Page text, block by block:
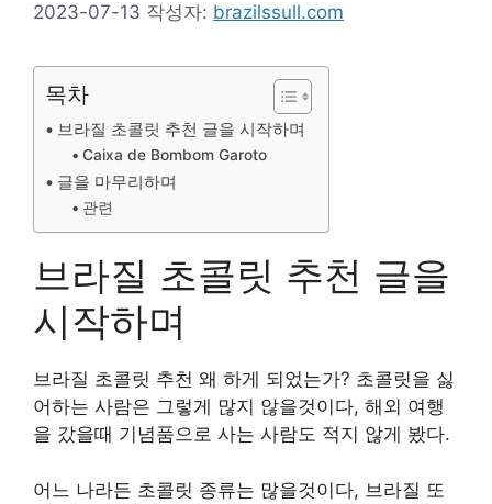
2023-07-13 작성자: brazilssull.com
목차
브라질 초콜릿 추천 글을 시작하며
Caixa de Bombom Garoto
글을 마무리하며
관련
브라질 초콜릿 추천 글을
시작하며
브라질 초콜릿 추천 왜 하게 되었는가? 초콜릿을 싫
어하는 사람은 그렇게 많지 않을것이다, 해외 여행
을 갔을때 기념품으로 사는 사람도 적지 않게 봤다.
어느 나라든 초콜릿 종류는 많을것이다, 브라질 또